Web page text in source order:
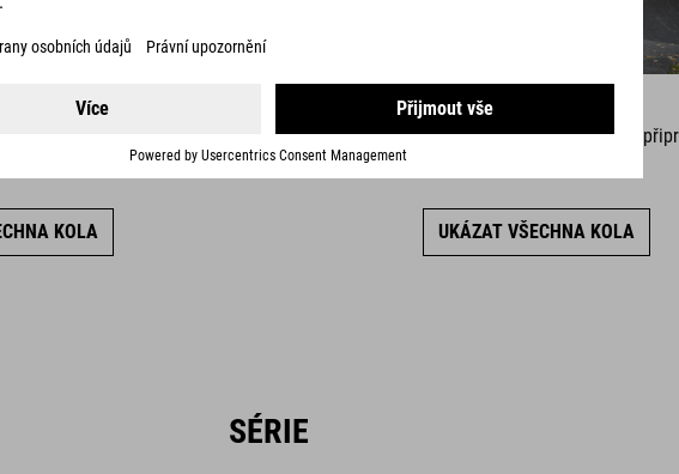
je potřeba kolo, které zaručí
a nízkou váhu!
KOLA
Hravá geometrie v kombinaci s balancem:
UKÁZAT VŠECHNA KOLA
SÉRIE